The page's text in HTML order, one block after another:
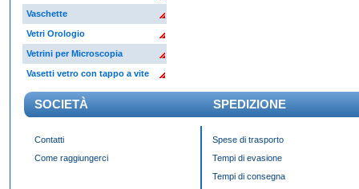
Vaschette
Vetri Orologio
Vetrini per Microscopia
Vasetti vetro con tappo a vite
SOCIETÀ SPEDIZIONE
Contatti
Come raggiungerci
Spese di trasporto
Tempi di evasione
Tempi di consegna